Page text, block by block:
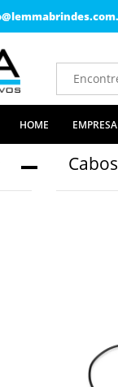
HOME EMPRESA
Cabos